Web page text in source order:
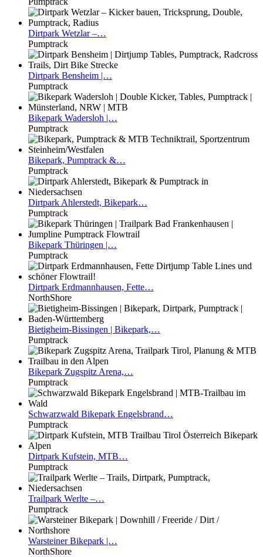
Dirtpark Wetzlar –…
Pumptrack
Dirtpark Bensheim |…
Pumptrack
Bikepark Wadersloh |…
Pumptrack
Bikepark, Pumptrack &…
Pumptrack
Dirtpark Ahlerstedt, Bikepark…
Pumptrack
Bikepark Thüringen |…
Pumptrack
Dirtpark Erdmannhausen, Fette…
NorthShore
Bietigheim-Bissingen | Bikepark,…
Pumptrack
Bikepark Zugspitz Arena,…
Pumptrack
Schwarzwald Bikepark Engelsbrand…
Pumptrack
Dirtpark Kufstein, MTB…
Pumptrack
Trailpark Werlte –…
Pumptrack
WarsteinerBikepark |…
NorthShore